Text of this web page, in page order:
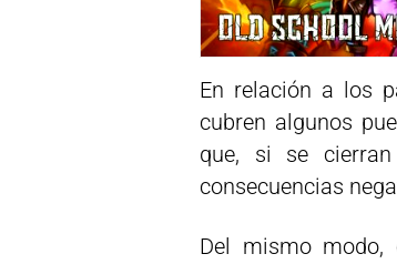
En relación a los
cubren algunos
que, si se cierran
consecuencias
Del mismo modo,